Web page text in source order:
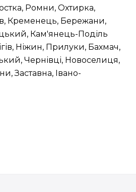
Ромни, Охтирка,
Кременець, Бережани,
Кам'янець-Поділь
Ніжин, Прилуки, Бахмач,
Чернівці, Новоселиця,
Заставна, Івано-